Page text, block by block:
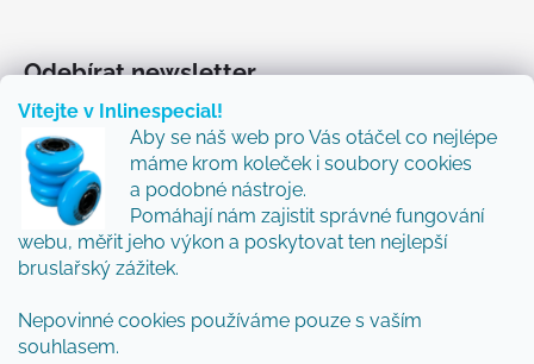
Vítejte v Inlinespecial!
Aby se náš web pro Vás otáčel co nejlépe
máme krom koleček i soubory cookies
a podobné nástroje.
Pomáhají nám zajistit správné fungování
webu, měřit jeho výkon a poskytovat ten nejlepší
bruslařský zážitek.
Nepovinné cookies používáme pouze s vaším
souhlasem.
Odebírat newsletter
Vložte svůj e-mail a my vám budeme zasílat informace
o nových produktech na našem e-shopu.
Přidejte se k nám a my Vám budeme zasílat ty nejlepší
novinky a tipy.
E-mail
Vložením e-mailu souhlasíte spodmínkami
ochrany osobních údajů